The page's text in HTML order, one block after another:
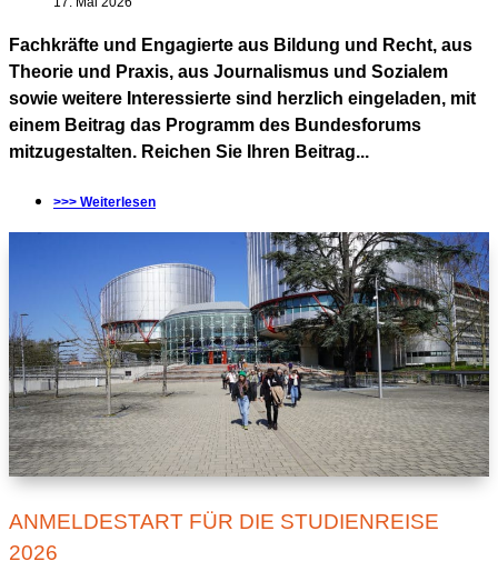
Fachkräfte und Engagierte aus Bildung und Recht, aus
Theorie und Praxis, aus Journalismus und Sozialem
sowie weitere Interessierte sind herzlich eingeladen, mit
einem Beitrag das Programm des Bundesforums
mitzugestalten. Reichen Sie Ihren Beitrag...
>>> Weiterlesen
ANMELDESTART FÜR DIE STUDIENREISE
2026